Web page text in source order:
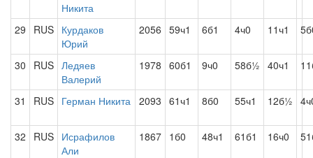
Никита
29 RUS Курдаков
Юрий
2056 59ч1 6б1 4ч0 11ч1
30 RUS Ледяев
Валерий
1978 60б1 9ч0 58б½ 40ч1
31 RUS Герман Никита 2093 61ч1 8б0 55ч1 12б½
32 RUS Исрафилов
Али
1867 1б0 48ч1 61б1 16ч0